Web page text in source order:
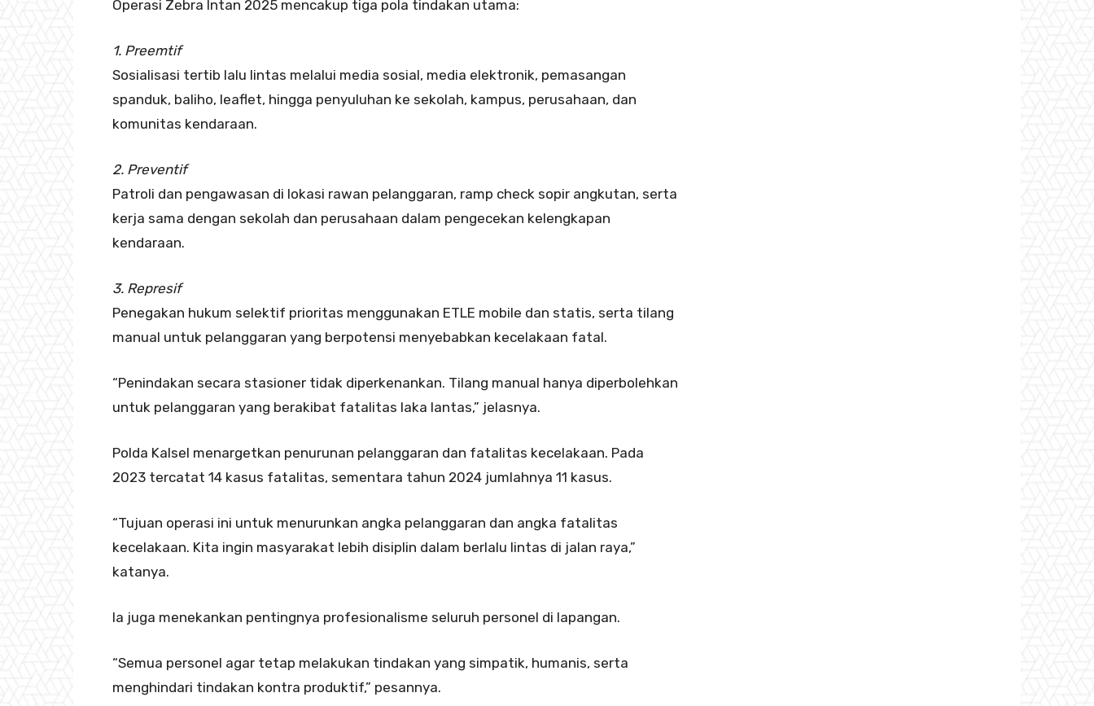
Operasi Zebra Intan 2025 mencakup tiga pola tindakan utama:
1. Preemtif
Sosialisasi tertib lalu lintas melalui media sosial, media elektronik, pemasangan
spanduk, baliho, leaflet, hingga penyuluhan ke sekolah, kampus, perusahaan, dan
komunitas kendaraan.
2. Preventif
Patroli dan pengawasan di lokasi rawan pelanggaran, ramp check sopir angkutan, serta
kerja sama dengan sekolah dan perusahaan dalam pengecekan kelengkapan
kendaraan.
3. Represif
Penegakan hukum selektif prioritas menggunakan ETLE mobile dan statis, serta tilang
manual untuk pelanggaran yang berpotensi menyebabkan kecelakaan fatal.
“Penindakan secara stasioner tidak diperkenankan. Tilang manual hanya diperbolehkan
untuk pelanggaran yang berakibat fatalitas laka lantas,” jelasnya.
Polda Kalsel menargetkan penurunan pelanggaran dan fatalitas kecelakaan. Pada
2023 tercatat 14 kasus fatalitas, sementara tahun 2024 jumlahnya 11 kasus.
“Tujuan operasi ini untuk menurunkan angka pelanggaran dan angka fatalitas
kecelakaan. Kita ingin masyarakat lebih disiplin dalam berlalu lintas di jalan raya,”
katanya.
Ia juga menekankan pentingnya profesionalisme seluruh personel di lapangan.
“Semua personel agar tetap melakukan tindakan yang simpatik, humanis, serta
menghindari tindakan kontra produktif,” pesannya.